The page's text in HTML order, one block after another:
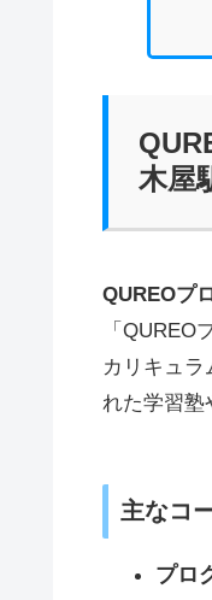
木屋
QUREOプ
「
カリキュ
れた学習塾
主なコ
プロ